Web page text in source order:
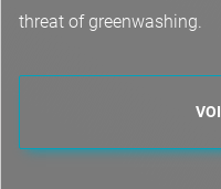
threat of greenwashing.